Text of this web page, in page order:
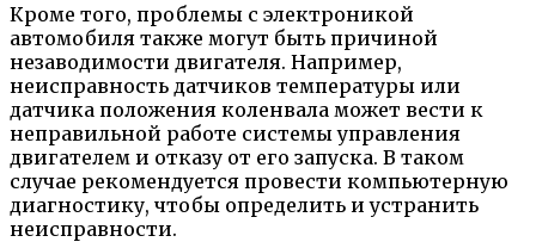
Кроме того, проблемы с электроникой
автомобиля также могут быть причиной
незаводимости двигателя. Например,
неисправность датчиков температуры или
датчика положения коленвала может вести к
неправильной работе системы управления
двигателем и отказу от его запуска. В таком
случае рекомендуется провести компьютерную
диагностику, чтобы определить и устранить
неисправности.